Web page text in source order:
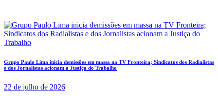
Grupo Paulo Lima inicia demissões em massa na TV Fronteira; Sindicatos dos Radialistas
e dos Jornalistas acionam a Justiça do Trabalho
22 de julho de 2026